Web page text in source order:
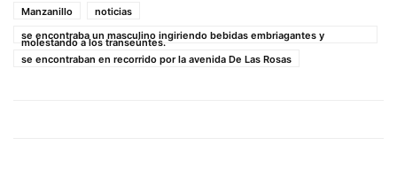
Manzanillo
noticias
se encontraba un masculino ingiriendo bebidas embriagantes y
molestando a los transeúntes.
se encontraban en recorrido por la avenida De Las Rosas